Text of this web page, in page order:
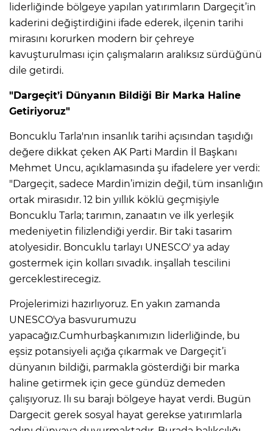
liderliğinde bölgeye yapılan yatırımların Dargeçit’in
kaderini değiştirdiğini ifade ederek, ilçenin tarihi
mirasını korurken modern bir çehreye
kavuşturulması için çalışmaların aralıksız sürdüğünü
dile getirdi.
"Dargeçit’i Dünyanın Bildiği Bir Marka Haline
Getiriyoruz"
Boncuklu Tarla'nın insanlık tarihi açısından taşıdığı
değere dikkat çeken AK Parti Mardin İl Başkanı
Mehmet Uncu, açıklamasında şu ifadelere yer verdi:
"Dargeçit, sadece Mardin’imizin değil, tüm insanlığın
ortak mirasıdır. 12 bin yıllık köklü geçmişiyle
Boncuklu Tarla; tarımın, zanaatın ve ilk yerleşik
medeniyetin filizlendiği yerdir. Bir taki tasarim
atolyesidir. Boncuklu tarlayı UNESCO' ya aday
gostermek için kolları sıvadık. inşallah tescilini
gerceklestirecegiz.
Projelerimizi hazırlıyoruz. En yakın zamanda
UNESCO'ya basvurumuzu
yapacağız.Cumhurbaşkanımızın liderliğinde, bu
eşsiz potansiyeli açığa çıkarmak ve Dargeçit’i
dünyanın bildiği, parmakla gösterdiği bir marka
haline getirmek için gece gündüz demeden
çalışıyoruz. Ilı su barajı bölgeye hayat verdi. Bugün
Dargecit gerek sosyal hayat gerekse yatırımlarla